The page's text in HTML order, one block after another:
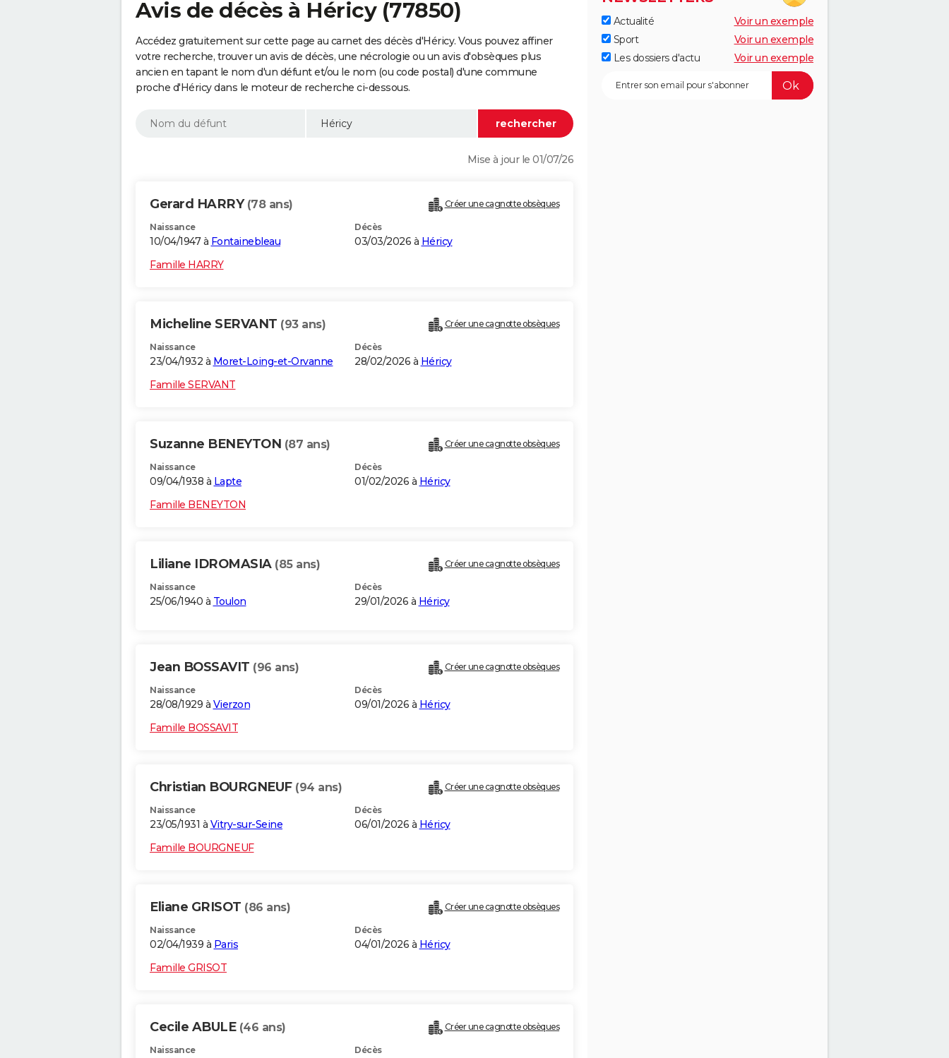
Avis de décès à Héricy (77850)
Accédez gratuitement sur cette page au carnet des décès d'Héricy. Vous pouvez affiner
votre recherche, trouver un avis de décès, une nécrologie ou un avis d'obsèques plus
ancien en tapant le nom d'un défunt et/ou le nom (ou code postal) d'une commune
proche d'Héricy dans le moteur de recherche ci-dessous.
Mise à jour le 01/07/26
Gerard HARRY (78 ans) Créer une cagnotte obsèques
Naissance
10/04/1947 à Fontainebleau
Décès
03/03/2026 à Héricy
Famille HARRY
Micheline SERVANT (93 ans) Créer une cagnotte obsèques
Naissance
23/04/1932 à Moret-Loing-et-Orvanne
Décès
28/02/2026 à Héricy
Famille SERVANT
Suzanne BENEYTON (87 ans) Créer une cagnotte obsèques
Naissance
09/04/1938 à Lapte
Décès
01/02/2026 à Héricy
Famille BENEYTON
Liliane IDROMASIA (85 ans) Créer une cagnotte obsèques
Naissance
25/06/1940 à Toulon
Décès
29/01/2026 à Héricy
Jean BOSSAVIT (96 ans) Créer une cagnotte obsèques
Naissance
28/08/1929 à Vierzon
Décès
09/01/2026 à Héricy
Famille BOSSAVIT
Christian BOURGNEUF (94 ans) Créer une cagnotte obsèques
Naissance
23/05/1931 à Vitry-sur-Seine
Décès
06/01/2026 à Héricy
Famille BOURGNEUF
Eliane GRISOT (86 ans) Créer une cagnotte obsèques
Naissance
02/04/1939 à Paris
Décès
04/01/2026 à Héricy
Famille GRISOT
Cecile ABULE (46 ans) Créer une cagnotte obsèques
Naissance Décès
Actualité
Voir un exemple
Sport
Voir un exemple
Les dossiers d'actu
Voir un exemple